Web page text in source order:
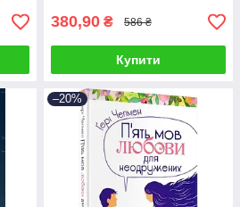
380,90 ₴ 586 ₴
Купити
–20%